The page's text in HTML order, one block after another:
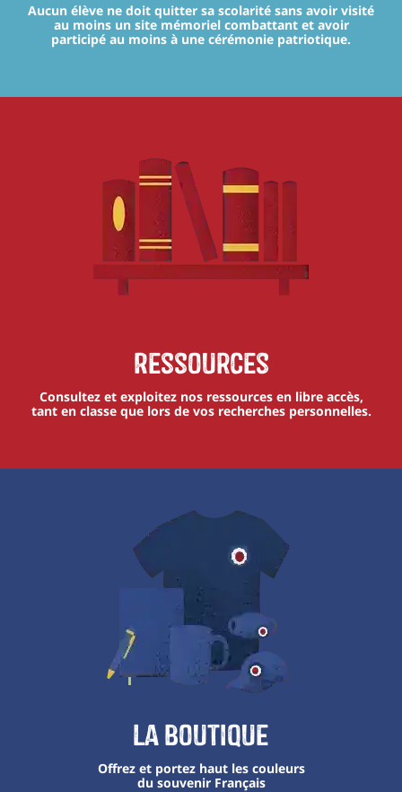
Aucun élève ne doit quitter sa scolarité sans avoir visité
au moins un site mémoriel combattant et avoir
participé au moins à une cérémonie patriotique.
Ressources
Consultez et exploitez nos ressources en libre accès,
tant en classe que lors de vos recherches personnelles.
La boutique
Offrez et portez haut les couleurs
du souvenir Français